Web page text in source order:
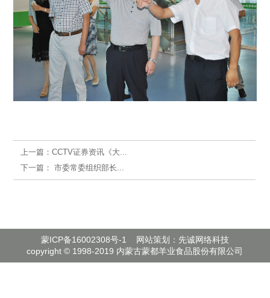
上一篇：CCTV证券资讯《大...
下一篇： 市委常委组织部长...
蒙ICP备16002308号-1
网站策划：先诚网络科技
copyright © 1998-2019 内蒙古蒙都羊业食品股份有限公司